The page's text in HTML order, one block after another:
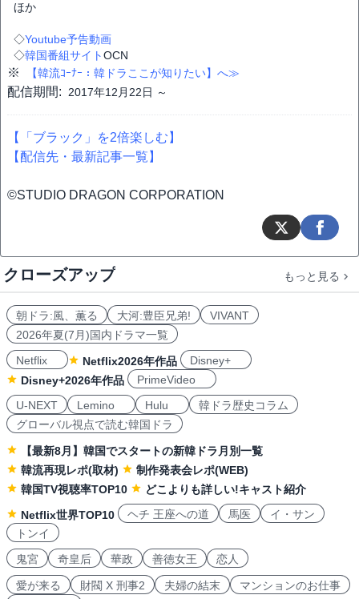
ほか
◇Youtube予告動画
◇韓国番組サイトOCN
※ 【韓流ｺｰﾅｰ：韓ドラここが知りたい】へ≫
配信期間: 2017年12月22日 ～
【「ブラック」を2倍楽しむ】
【配信先・最新記事一覧】
©STUDIO DRAGON CORPORATION
クローズアップ もっと見る
朝ドラ:風、薫る 大河:豊臣兄弟!
VIVANT
2026年夏(7月)国内ドラマ一覧
Netflix
Netflix2026年作品
Disney+
Disney+2026年作品
PrimeVideo
U-NEXT
Lemino Hulu
韓ドラ歴史コラム
グローバル視点で読む韓国ドラ
【最新8月】韓国でスタートの新韓ドラ月別一覧
韓流再現レポ(取材)
制作発表会レポ(WEB)
韓国TV視聴率TOP10
どこよりも詳しい!キャスト紹介
Netflix世界TOP10
ヘチ 王座への道 馬医
イ・サン
トンイ
鬼宮
奇皇后 華政 善徳女王 恋人
愛が来る 財閥 X 刑事2 夫婦の結末
マンションのお仕事